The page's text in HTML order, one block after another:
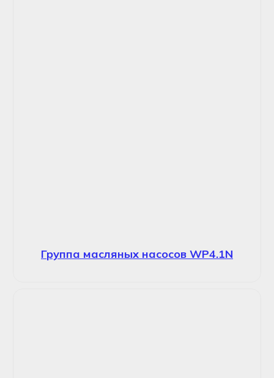
Группа масляных насосов WP4.1N